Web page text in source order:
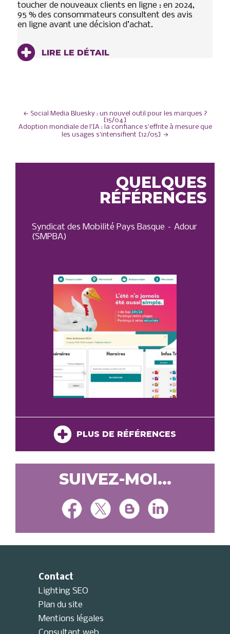
toucher de nouveaux clients en ligne : en 2024,
95 % des consommateurs consultent des avis
en ligne avant une décision d’achat.
LIRE LE DÉTAIL
NAVIGATION
← Social Media Bluesky : un nouvel outil pour les marques ?
[15/04]
Adoption mondiale de l’IA : la confiance s’effrite à mesure que
les usages s’intensifient [12/05] →
QUELQUES
RÉFÉRENCES
Syndicat des Mobilité Pays Basque – Adour
(SMPBA)
PLUS DE RÉFÉRENCES
SUIVEZ-MOI...
Contact
Lighting SEO
Plan du site
Mentions légales